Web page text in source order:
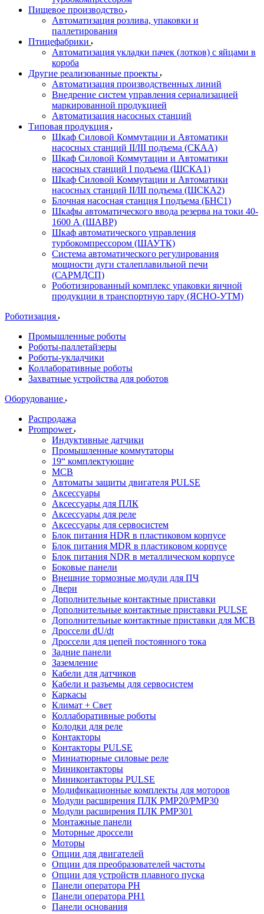
Пищевое производство
Автоматизация розлива, упаковки и
паллетирования
Птицефабрики
Автоматизация укладки пачек (лотков) с яйцами в
короба
Другие реализованные проекты
Автоматизация производственных линий
Внедрение систем управления сериализацией
маркированной продукцией
Автоматизация насосных станций
Типовая продукция
Шкаф Силовой Коммутации и Автоматики
насосных станций II/III подъема (СКАА)
Шкаф Силовой Коммутации и Автоматики
насосных станций I подъема (ШСКА1)
Шкаф Силовой Коммутации и Автоматики
насосных станций II/III подъема (ШСКА2)
Блочная насосная станция I подъема (БНС1)
Шкафы автоматического ввода резерва на токи 40-
1600 А (ШАВР)
Шкаф автоматического управления
турбокомпрессором (ШАУТК)
Система автоматического регулирования
мощности дуги сталеплавильной печи
(САРМДСП)
Роботизированный комплекс упаковки яичной
продукции в транспортную тару (ЯСНО-УТМ)
Роботизация
Промышленные роботы
Роботы-паллетайзеры
Роботы-укладчики
Коллаборативные роботы
Захватные устройства для роботов
Оборудование
Распродажа
Prompower
Индуктивные датчики
Промышленные коммутаторы
19“ комплектующие
MCB
Автоматы защиты двигателя PULSE
Аксессуары
Аксессуары для ПЛК
Аксессуары для реле
Аксессуары для сервосистем
Блок питания HDR в пластиковом корпусе
Блок питания MDR в пластиковом корпусе
Блок питания NDR в металлическом корпусе
Боковые панели
Внешние тормозные модули для ПЧ
Двери
Дополнительные контактные приставки
Дополнительные контактные приставки PULSE
Дополнительные контактные приставки для MCB
Дроссели dU/dt
Дроссели для цепей постоянного тока
Задние панели
Заземление
Кабели для датчиков
Кабели и разъемы для сервосистем
Каркасы
Климат + Свет
Коллаборативные роботы
Колодки для реле
Контакторы
Контакторы PULSE
Миниатюрные силовые реле
Миниконтакторы
Миниконтакторы PULSE
Модификационные комплекты для моторов
Модули расширения ПЛК PMP20/PMP30
Модули расширения ПЛК PMP301
Монтажные панели
Моторные дроссели
Моторы
Опции для двигателей
Опции для преобразователей частоты
Опции для устройств плавного пуска
Панели оператора PH
Панели оператора PH1
Панели основания